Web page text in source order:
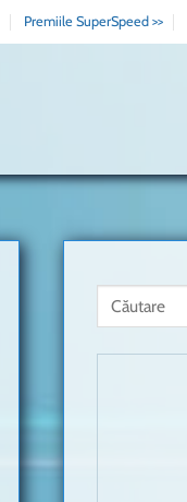
Premiile SuperSpeed >>